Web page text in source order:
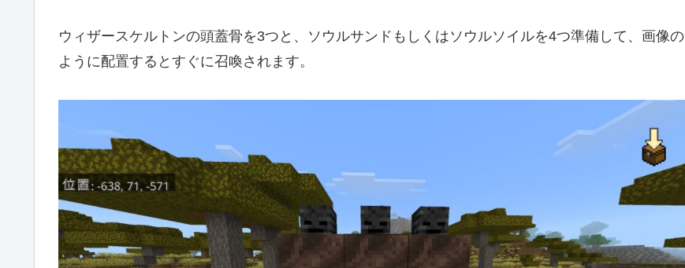
ウィザースケルトンの頭蓋骨を3つと、ソウルサンドもしくはソウルソイルを4つ準備して、画像の
ように配置するとすぐに召喚されます。